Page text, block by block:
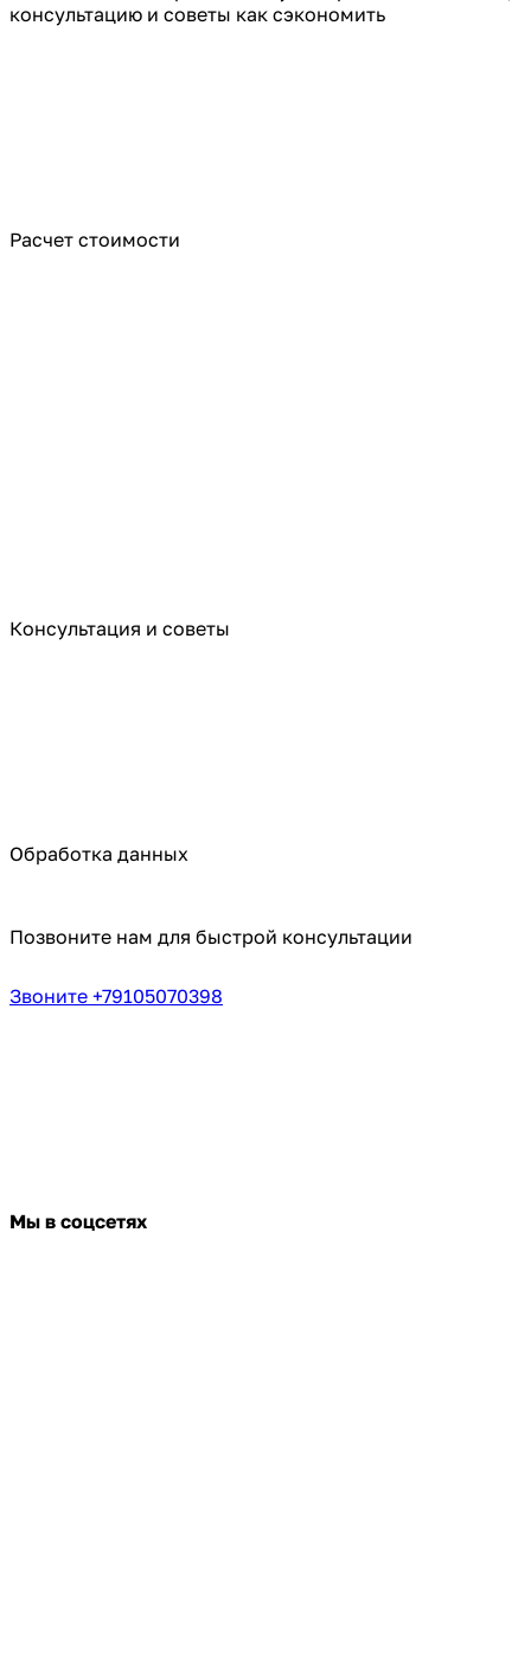
консультацию и советы как сэкономить
Расчет стоимости
Консультация и советы
Обработка данных
Позвоните нам для быстрой консультации
Звоните +79105070398
Мы в соцсетях